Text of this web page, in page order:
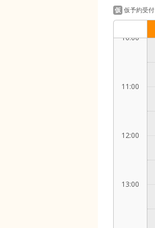
仮 仮予約受付
10:00
11:00
12:00
13:00